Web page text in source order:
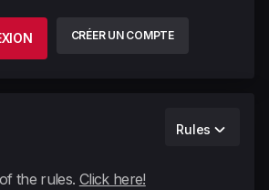
CRÉER UN COMPTE
Rules
the rules. Click here!